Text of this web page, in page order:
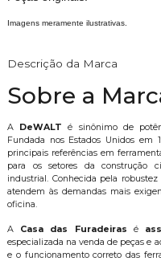
Imagens meramente ilustrativas.
Descrição da Marca
Sobre a
A DeWALT é sinônimo de
Fundada nos Estados Unidos em
principais referências em
para os setores da construção
industrial. Conhecida pela
atendem às demandas mais
oficina.
A Casa das Furadeiras é
especializada na venda de peças e
e o funcionamento correto das